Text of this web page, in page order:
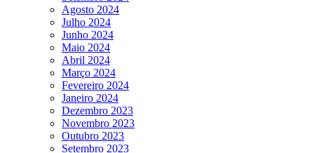
Agosto 2024
Julho 2024
Junho 2024
Maio 2024
Abril 2024
Março 2024
Fevereiro 2024
Janeiro 2024
Dezembro 2023
Novembro 2023
Outubro 2023
Setembro 2023